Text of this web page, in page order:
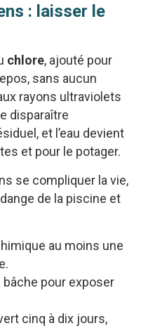
: laisser le
chlore, ajouté pour
sans aucun
rayons ultraviolets
disparaître
et l’eau devient
et pour le potager.
se compliquer la vie,
de la piscine et
au moins une
pour exposer
cinq à dix jours,